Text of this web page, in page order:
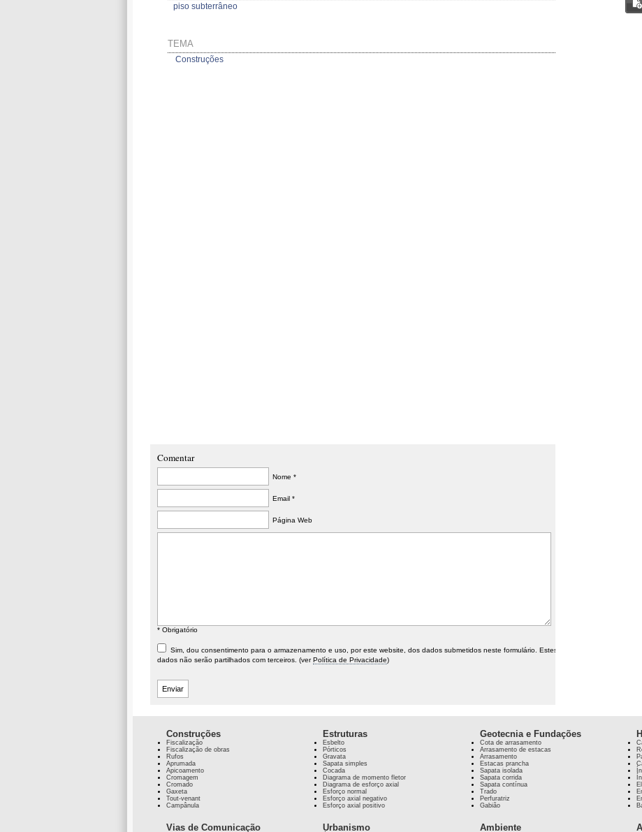
piso subterrâneo
TEMA
Construções
Comentar
Nome *
Email *
Página Web
* Obrigatório
Sim, dou consentimento para o armazenamento e uso, por este website, dos dados submetidos neste formulário. Estes
dados não serão partilhados com terceiros. (verPolítica de Privacidade)
Construções
Fiscalização
Fiscalização de obras
Rufos
Aprumada
Apicoamento
Cromagem
Cromado
Gaxeta
Tout-venant
Campânula
Estruturas
Esbelto
Pórticos
Gravata
Sapata simples
Cocada
Diagrama de momento fletor
Diagrama de esforço axial
Esforço normal
Esforço axial negativo
Esforço axial positivo
Geotecnia e Fundações
Cota de arrasamento
Arrasamento de estacas
Arrasamento
Estacas prancha
Sapata isolada
Sapata corrida
Sapata contínua
Trado
Perfuratriz
Gabião
Vias de Comunicação Urbanismo Ambiente